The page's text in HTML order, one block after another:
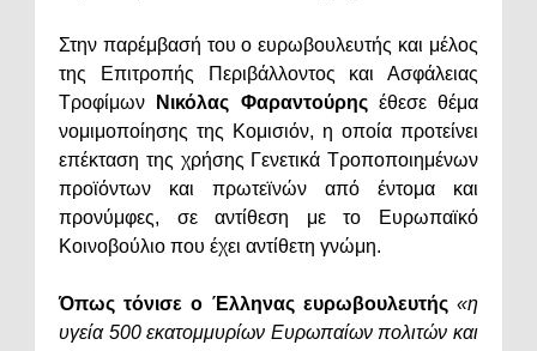
Στην παρέμβασή του ο ευρωβουλευτής και μέλος
της Επιτροπής Περιβάλλοντος και Ασφάλειας
Τροφίμων
Νικόλας Φαραντούρηςέθεσε θέμα
νομιμοποίησης της Κομισιόν, η οποία προτείνει
επέκταση της χρήσης Γενετικά Τροποποιημένων
προϊόντων και πρωτεϊνών από έντομα και
προνύμφες, σε αντίθεση με το Ευρωπαϊκό
Κοινοβούλιο που έχει αντίθετη γνώμη.
Όπως τόνισε ο Έλληνας ευρωβουλευτής «η
υγεία 500 εκατομμυρίων Ευρωπαίων πολιτών και